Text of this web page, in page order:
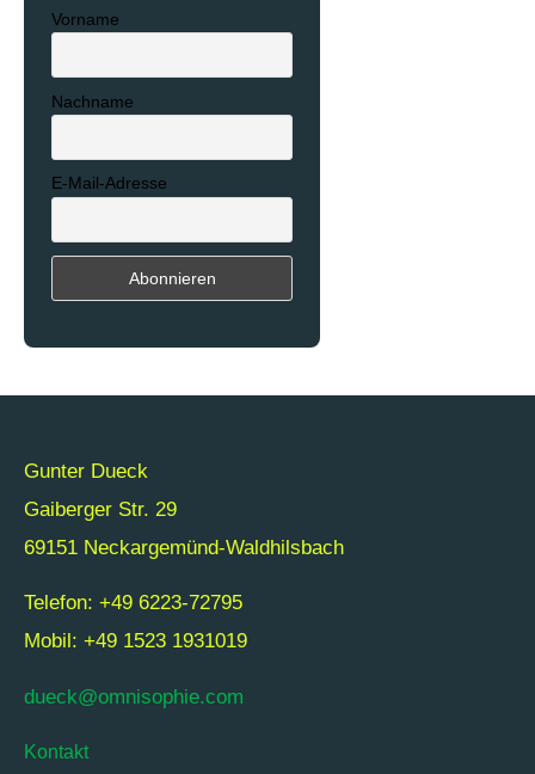
Vorname
Nachname
E-Mail-Adresse
Gunter Dueck
Gaiberger Str. 29
69151 Neckargemünd-Waldhilsbach
Telefon: +49 6223-72795
Mobil: +49 1523 1931019
dueck@omnisophie.com
Kontakt